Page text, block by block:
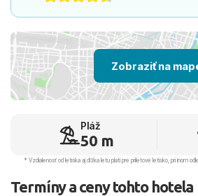
Zobraziť na
Pláž
50 m
* Vzdialenosť od letiska aj dľžka letu platí pre príletové letisko, pri inom
Termíny a ceny tohto hotela